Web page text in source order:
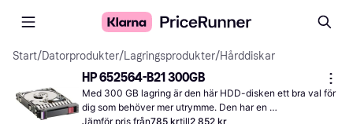
Start/Datorprodukter/Lagringsprodukter/Hårddiskar
HP 652564-B21 300GB
Med 300 GB lagring är den här HDD-disken ett bra val för
dig som behöver mer utrymme. Den har en
rotationshastighet på 10000 rpm.
Jämför pris från785 krtill2 852 kr